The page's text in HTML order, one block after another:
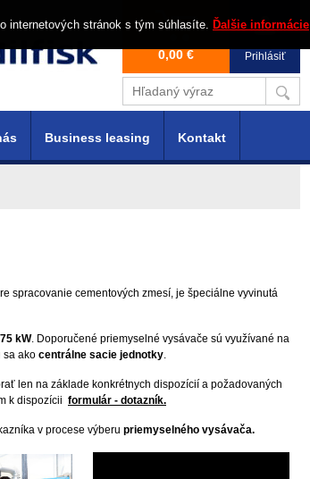
Prihlásiť
0,00 €
spracovanie cementových zmesí, je špeciálne vyvinutá
kW. Doporučené priemyselné vysávače sú využívané na
sa ako centrálne sacie jednotky.
len na základe konkrétnych dispozícií a požadovaných
k dispozícii formulár - dotazník.
v procese výberu priemyselného vysávača.
Business leasing Kontakt
internetových stránok s tým súhlasíte. Ďalšie informácie